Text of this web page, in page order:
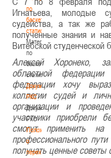
по
баскетбольной
статистике
Материалы
по
баскетбольной
статистике
Документы
РКС
Документы
РКС
Положение
о
переходах
Игнатьева, молодые
судейства, а так же
полученные знания и
Витебской студенческой
Алексей Хоронеко,
областной
федерации хочу
коллегии судей и
организации и
участники приобрели
смогут применить
профессионального
получать ценные советы